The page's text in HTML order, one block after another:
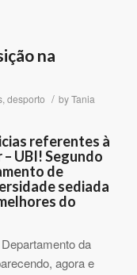
na
, desporto / byTania
referentes à
UBI! Segundo
de
sediada
do
da
agora e